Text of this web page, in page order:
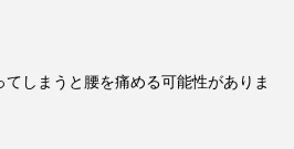
しまうと腰を痛める可能性がありま